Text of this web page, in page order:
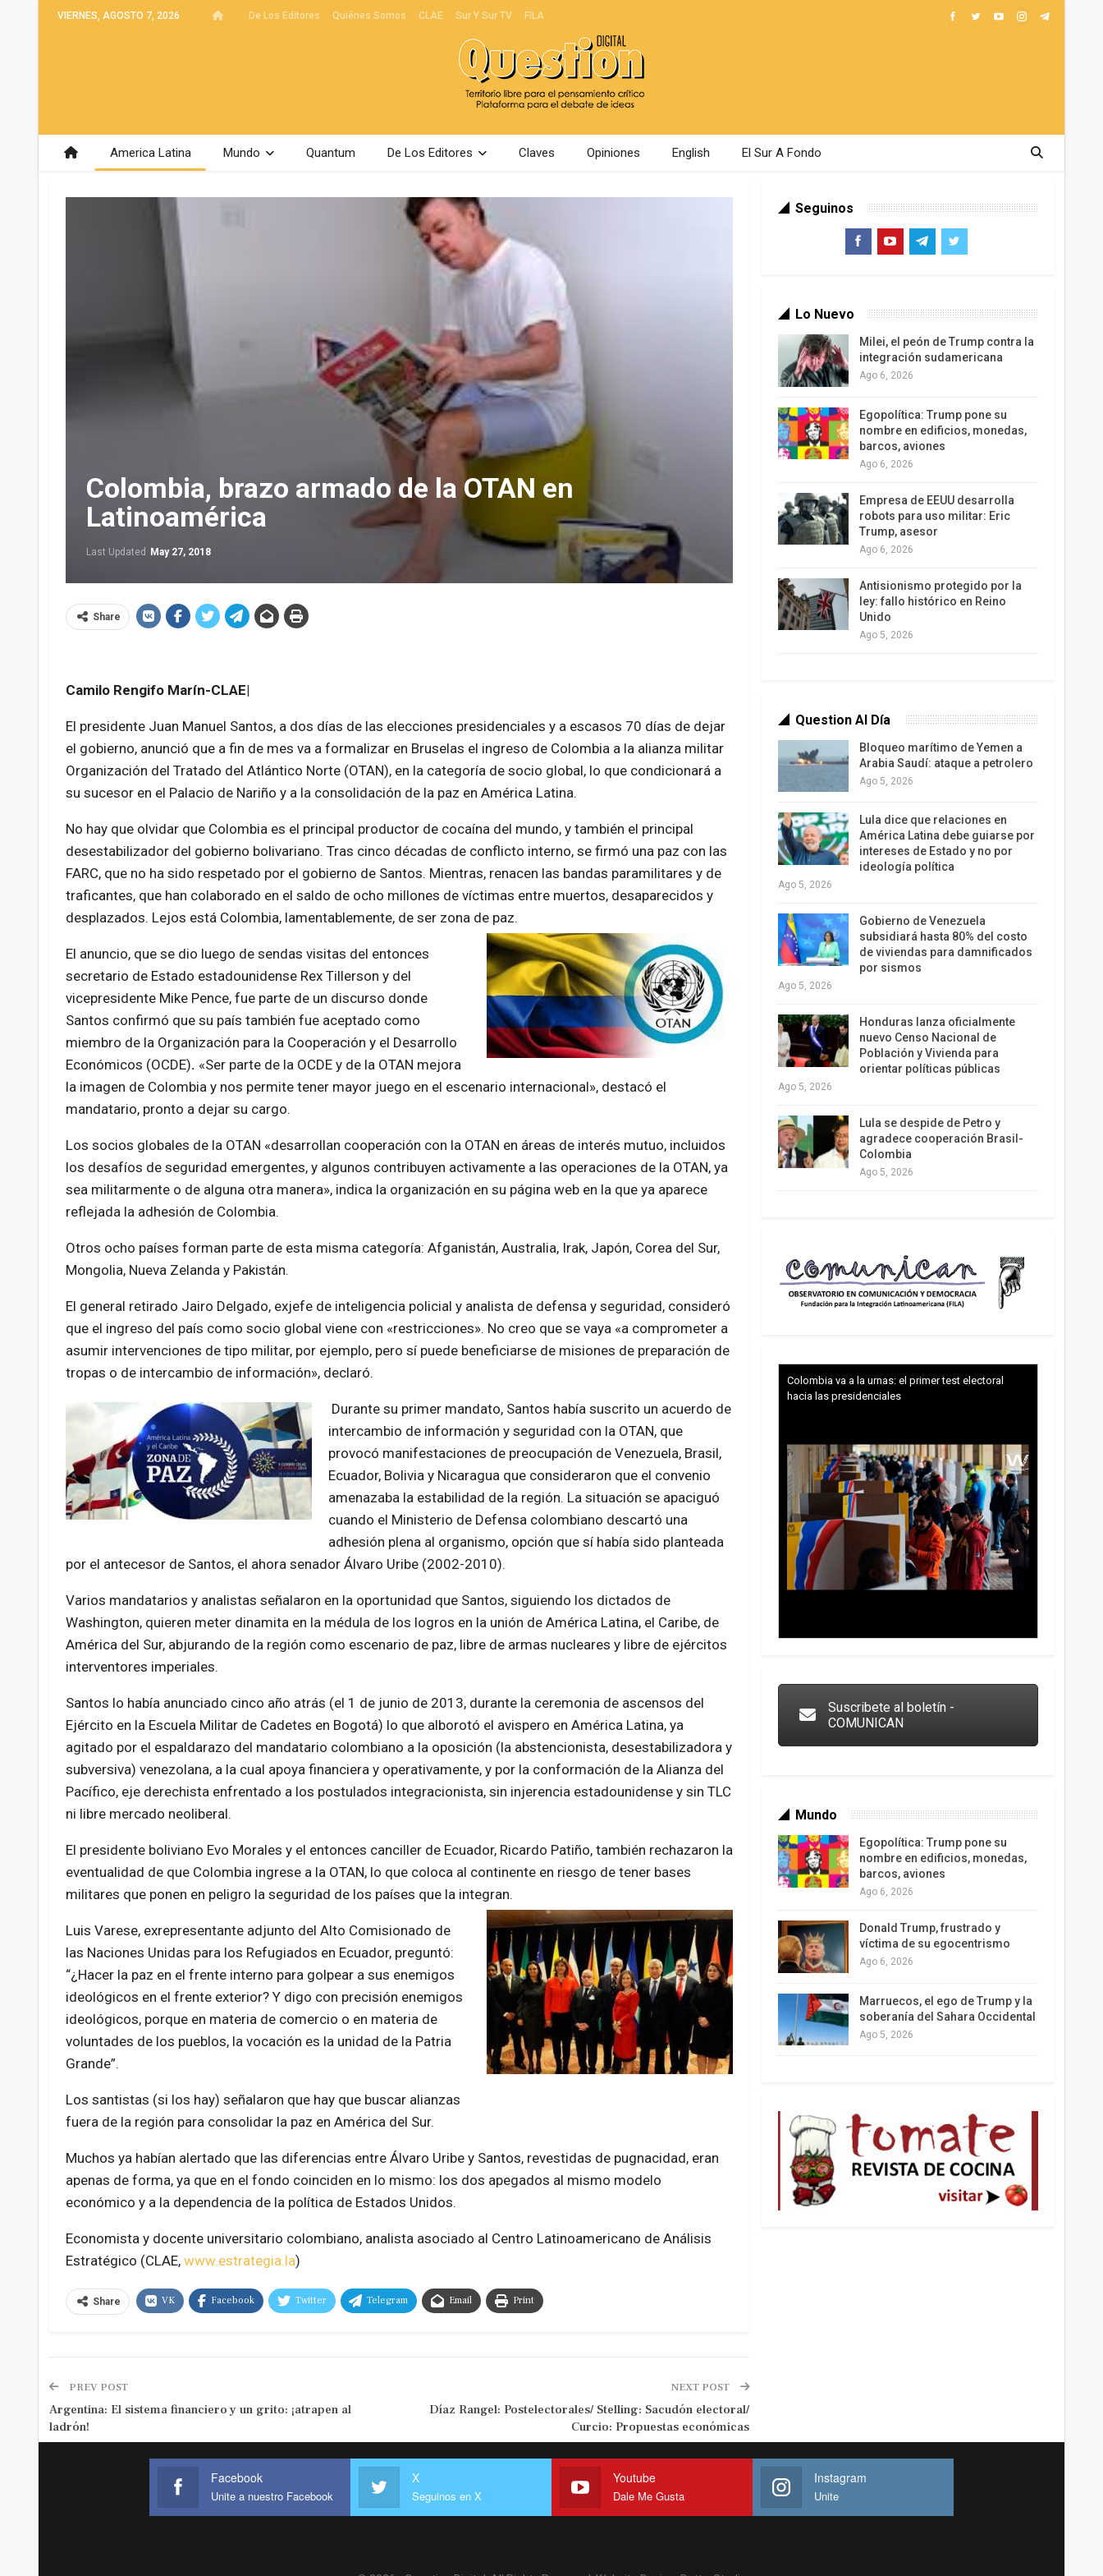
VIERNES, AGOSTO 7, 2026 De Los Editores Quiénes Somos CLAE Sur Y Sur TV FILA
America Latina Mundo Quantum De Los Editores Claves Opiniones English El Sur A Fondo
Colombia, brazo armado de la OTAN en
Latinoamérica
Last Updated May 27, 2018
Share
Camilo Rengifo Marín-CLAE|
El presidente Juan Manuel Santos, a dos días de las elecciones presidenciales y a escasos 70 días de dejar
el gobierno, anunció que a fin de mes va a formalizar en Bruselas el ingreso de Colombia a la alianza militar
Organización del Tratado del Atlántico Norte (OTAN), en la categoría de socio global, lo que condicionará a
su sucesor en el Palacio de Nariño y a la consolidación de la paz en América Latina.
No hay que olvidar que Colombia es el principal productor de cocaína del mundo, y también el principal
desestabilizador del gobierno bolivariano. Tras cinco décadas de conflicto interno, se firmó una paz con las
FARC, que no ha sido respetado por el gobierno de Santos. Mientras, renacen las bandas paramilitares y de
traficantes, que han colaborado en el saldo de ocho millones de víctimas entre muertos, desaparecidos y
desplazados. Lejos está Colombia, lamentablemente, de ser zona de paz.
El anuncio, que se dio luego de sendas visitas del entonces
secretario de Estado estadounidense Rex Tillerson y del
vicepresidente Mike Pence, fue parte de un discurso donde
Santos confirmó que su país también fue aceptado como
miembro de la Organización para la Cooperación y el Desarrollo
Económicos (OCDE). «Ser parte de la OCDE y de la OTAN mejora
la imagen de Colombia y nos permite tener mayor juego en el escenario internacional», destacó el
mandatario, pronto a dejar su cargo.
Los socios globales de la OTAN «desarrollan cooperación con la OTAN en áreas de interés mutuo, incluidos
los desafíos de seguridad emergentes, y algunos contribuyen activamente a las operaciones de la OTAN, ya
sea militarmente o de alguna otra manera», indica la organización en su página web en la que ya aparece
reflejada la adhesión de Colombia.
Otros ocho países forman parte de esta misma categoría: Afganistán, Australia, Irak, Japón, Corea del Sur,
Mongolia, Nueva Zelanda y Pakistán.
El general retirado Jairo Delgado, exjefe de inteligencia policial y analista de defensa y seguridad, consideró
que el ingreso del país como socio global viene con «restricciones». No creo que se vaya «a comprometer a
asumir intervenciones de tipo militar, por ejemplo, pero sí puede beneficiarse de misiones de preparación de
tropas o de intercambio de información», declaró.
Durante su primer mandato, Santos había suscrito un acuerdo de
intercambio de información y seguridad con la OTAN, que
provocó manifestaciones de preocupación de Venezuela, Brasil,
Ecuador, Bolivia y Nicaragua que consideraron que el convenio
amenazaba la estabilidad de la región. La situación se apaciguó
cuando el Ministerio de Defensa colombiano descartó una
adhesión plena al organismo, opción que sí había sido planteada
por el antecesor de Santos, el ahora senador Álvaro Uribe (2002-2010).
Varios mandatarios y analistas señalaron en la oportunidad que Santos, siguiendo los dictados de
Washington, quieren meter dinamita en la médula de los logros en la unión de América Latina, el Caribe, de
América del Sur, abjurando de la región como escenario de paz, libre de armas nucleares y libre de ejércitos
interventores imperiales.
Santos lo había anunciado cinco año atrás (el 1 de junio de 2013, durante la ceremonia de ascensos del
Ejército en la Escuela Militar de Cadetes en Bogotá) lo que alborotó el avispero en América Latina, ya
agitado por el espaldarazo del mandatario colombiano a la oposición (la abstencionista, desestabilizadora y
subversiva) venezolana, a la cual apoya financiera y operativamente, y por la conformación de la Alianza del
Pacífico, eje derechista enfrentado a los postulados integracionista, sin injerencia estadounidense y sin TLC
ni libre mercado neoliberal.
El presidente boliviano Evo Morales y el entonces canciller de Ecuador, Ricardo Patiño, también rechazaron la
eventualidad de que Colombia ingrese a la OTAN, lo que coloca al continente en riesgo de tener bases
militares que ponen en peligro la seguridad de los países que la integran.
Luis Varese, exrepresentante adjunto del Alto Comisionado de
las Naciones Unidas para los Refugiados en Ecuador, preguntó:
“¿Hacer la paz en el frente interno para golpear a sus enemigos
ideológicos en el frente exterior? Y digo con precisión enemigos
ideológicos, porque en materia de comercio o en materia de
voluntades de los pueblos, la vocación es la unidad de la Patria
Grande”.
Los santistas (si los hay) señalaron que hay que buscar alianzas
fuera de la región para consolidar la paz en América del Sur.
Muchos ya habían alertado que las diferencias entre Álvaro Uribe y Santos, revestidas de pugnacidad, eran
apenas de forma, ya que en el fondo coinciden en lo mismo: los dos apegados al mismo modelo
económico y a la dependencia de la política de Estados Unidos.
Economista y docente universitario colombiano, analista asociado al Centro Latinoamericano de Análisis
Estratégico (CLAE, www.estrategia.la)
Share VK Facebook Twitter Telegram Email Print
PREV POST
Argentina: El sistema financiero y un grito: ¡atrapen al
ladrón!
NEXT POST
Díaz Rangel: Postelectorales/ Stelling: Sacudón electoral/
Curcio: Propuestas económicas
Seguinos
Lo Nuevo
Milei, el peón de Trump contra la
integración sudamericana
Ago 6, 2026
Egopolítica: Trump pone su
nombre en edificios, monedas,
barcos, aviones
Ago 6, 2026
Empresa de EEUU desarrolla
robots para uso militar: Eric
Trump, asesor
Ago 6, 2026
Antisionismo protegido por la
ley: fallo histórico en Reino
Unido
Ago 5, 2026
Question Al Día
Bloqueo marítimo de Yemen a
Arabia Saudí: ataque a petrolero
Ago 5, 2026
Lula dice que relaciones en
América Latina debe guiarse por
intereses de Estado y no por
ideología política
Ago 5, 2026
Gobierno de Venezuela
subsidiará hasta 80% del costo
de viviendas para damnificados
por sismos
Ago 5, 2026
Honduras lanza oficialmente
nuevo Censo Nacional de
Población y Vivienda para
orientar políticas públicas
Ago 5, 2026
Lula se despide de Petro y
agradece cooperación Brasil-
Colombia
Ago 5, 2026
Colombia va a la urnas: el primer test electoral
hacia las presidenciales
Suscribete al boletín -
COMUNICAN
Mundo
Egopolítica: Trump pone su
nombre en edificios, monedas,
barcos, aviones
Ago 6, 2026
Donald Trump, frustrado y
víctima de su egocentrismo
Ago 6, 2026
Marruecos, el ego de Trump y la
soberanía del Sahara Occidental
Ago 5, 2026
Facebook
Unite a nuestro Facebook
X
Seguinos en X
Youtube
Dale Me Gusta
Instagram
Unite